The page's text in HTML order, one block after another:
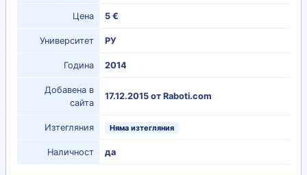
Цена 5 €
Университет РУ
Година 2014
Добавена в
сайта
17.12.2015 от Raboti.com
Изтегляния Няма изтегляния
Наличност да